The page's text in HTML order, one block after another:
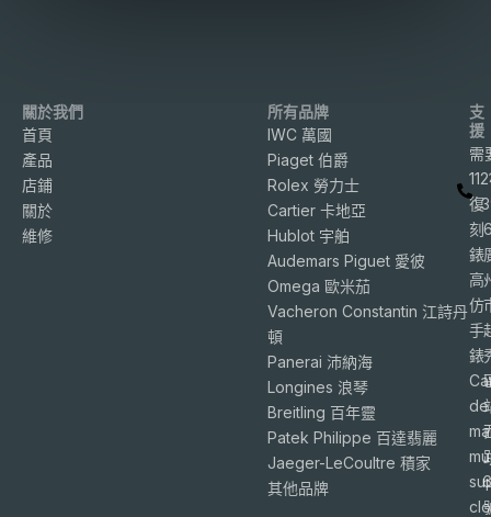
關於我們
首頁
產品
店鋪
關於
維修
所有品牌
IWC 萬國
Piaget 伯爵
Rolex 勞力士
Cartier 卡地亞
Hublot 宇舶
Audemars Piguet 愛彼
Omega 歐米茄
Vacheron Constantin 江詩丹
頓
Panerai 沛納海
Longines 浪琴
Breitling 百年靈
Patek Philippe 百達翡麗
Jaeger-LeCoultre 積家
其他品牌
支
援
需
復
刻
錶
高
仿
手
錶
de